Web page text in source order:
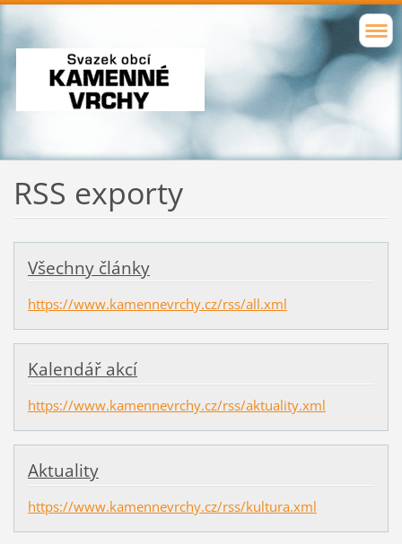
RSS exporty
Všechny články
https://www.kamennevrchy.cz/rss/all.xml
Kalendář akcí
https://www.kamennevrchy.cz/rss/aktuality.xml
Aktuality
https://www.kamennevrchy.cz/rss/kultura.xml